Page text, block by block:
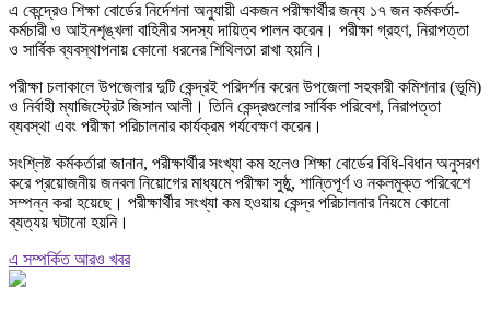
এ কেন্দ্রেও শিক্ষা বোর্ডের নির্দেশনা অনুযায়ী একজন পরীক্ষার্থীর জন্য ১৭ জন কর্মকর্তা-
কর্মচারী ও আইনশৃঙ্খলা বাহিনীর সদস্য দায়িত্ব পালন করেন। পরীক্ষা গ্রহণ, নিরাপত্তা
ও সার্বিক ব্যবস্থাপনায় কোনো ধরনের শিথিলতা রাখা হয়নি।
পরীক্ষা চলাকালে উপজেলার দুটি কেন্দ্রই পরিদর্শন করেন উপজেলা সহকারী কমিশনার (ভূমি)
ও নির্বাহী ম্যাজিস্ট্রেট জিসান আলী। তিনি কেন্দ্রগুলোর সার্বিক পরিবেশ, নিরাপত্তা
ব্যবস্থা এবং পরীক্ষা পরিচালনার কার্যক্রম পর্যবেক্ষণ করেন।
সংশ্লিষ্ট কর্মকর্তারা জানান, পরীক্ষার্থীর সংখ্যা কম হলেও শিক্ষা বোর্ডের বিধি-বিধান অনুসরণ
করে প্রয়োজনীয় জনবল নিয়োগের মাধ্যমে পরীক্ষা সুষ্ঠু, শান্তিপূর্ণ ও নকলমুক্ত পরিবেশে
সম্পন্ন করা হয়েছে। পরীক্ষার্থীর সংখ্যা কম হওয়ায় কেন্দ্র পরিচালনার নিয়মে কোনো
ব্যত্যয় ঘটানো হয়নি।
এ সম্পর্কিত আরও খবর